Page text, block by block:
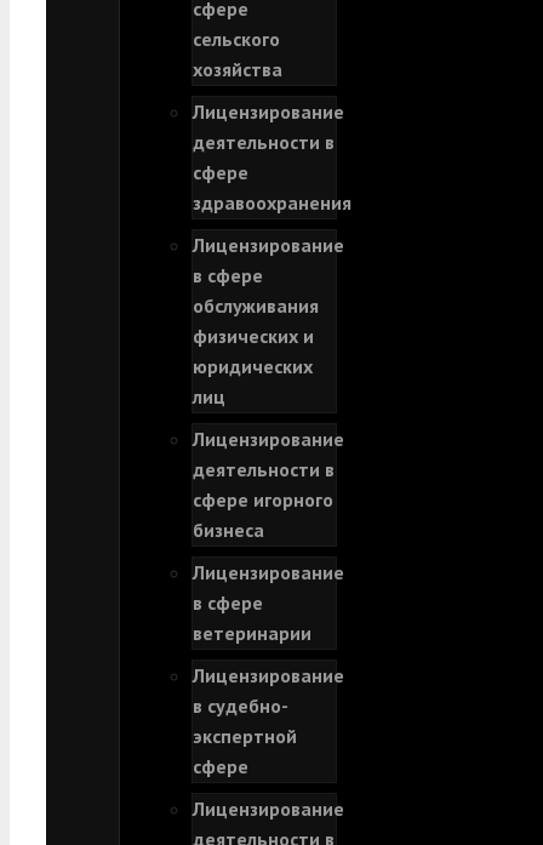
сфере
сельского
хозяйства
Лицензирование
деятельности в
сфере
здравоохранения
Лицензирование
в сфере
обслуживания
физических и
юридических
лиц
Лицензирование
деятельности в
сфере игорного
бизнеса
Лицензирование
в сфере
ветеринарии
Лицензирование
в судебно-
экспертной
сфере
Лицензирование
деятельности в